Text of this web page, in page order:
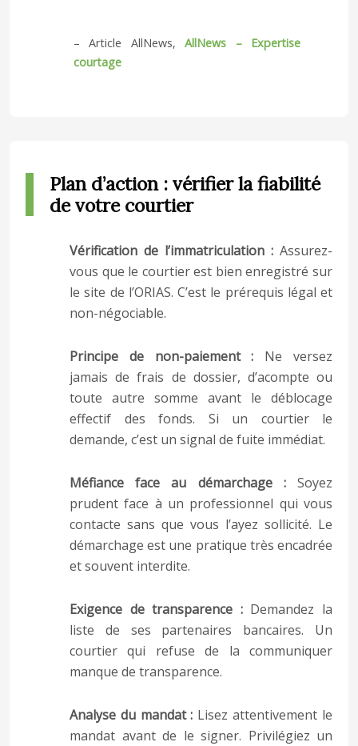
– Article AllNews,AllNews – Expertise
courtage
Plan d’action : vérifier la fiabilité
de votre courtier
Vérification de l’immatriculation : Assurez-
vous que le courtier est bien enregistré sur
le site de l’ORIAS. C’est le prérequis légal et
non-négociable.
Principe de non-paiement : Ne versez
jamais de frais de dossier, d’acompte ou
toute autre somme avant le déblocage
effectif des fonds. Si un courtier le
demande, c’est un signal de fuite immédiat.
Méfiance face au démarchage :Soyez
prudent face à un professionnel qui vous
contacte sans que vous l’ayez sollicité. Le
démarchage est une pratique très encadrée
et souvent interdite.
Exigence de transparence :Demandez la
liste de ses partenaires bancaires. Un
courtier qui refuse de la communiquer
manque de transparence.
Analyse du mandat : Lisez attentivement le
mandat avant de le signer. Privilégiez un